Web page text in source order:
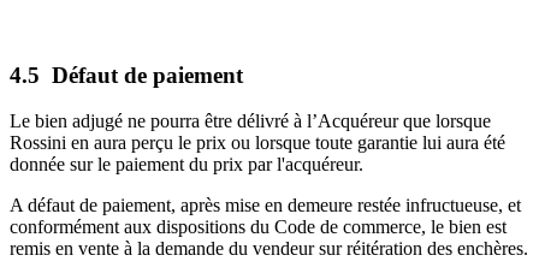
4.5 Défaut de paiement
Le bien adjugé ne pourra être délivré à l’Acquéreur que lorsque
Rossini en aura perçu le prix ou lorsque toute garantie lui aura été
donnée sur le paiement du prix par l'acquéreur.
A défaut de paiement, après mise en demeure restée infructueuse, et
conformément aux dispositions du Code de commerce, le bien est
remis en vente à la demande du vendeur sur réitération des enchères.